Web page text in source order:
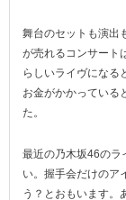
舞台のセットも演出
が売れるコンサート
らしいライヴになる
お金がかかっている
た。
最近の乃木坂46のラ
い。握手会だけのア
う？とおもいます。